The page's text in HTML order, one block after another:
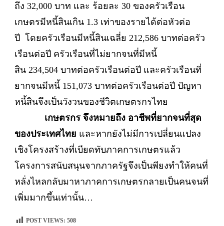
ถึง 32,000 บาท และ ร้อยละ 30 ของครัวเรือน
เกษตรมีหนี้สินเกิน 1.3 เท่าของรายได้ต่อหัวต่อ
ปี โดยครัวเรือนมีหนี้สินเฉลี่ย 212,586 บาทต่อครัว
เรือนต่อปี ครัวเรือนที่ไม่ยากจนที่มีหนี้
สิน 234,504 บาทต่อครัวเรือนต่อปี และครัวเรือนที่
ยากจนมีหนี้ 151,073 บาทต่อครัวเรือนต่อปี ปัญหา
หนี้สินจึงเป็นวังวนของชีวิตเกษตรกรไทย
เกษตรกร จึงหมายถึง อาชีพที่ยากจนที่สุด
ของประเทศไทย และหากยังไม่มีการเปลี่ยนแปลง
เชิงโครงสร้างที่เบียดทับภาคการเกษตรแล้ว
โครงการสนับสนุนจากภาครัฐจึงเป็นพียงทำให้คนที่
หลั่งไหลกลับมาหาภาคการเกษตรกลายเป็นคนจนที่
เพิ่มมากขึ้นเท่านั้น…
POST VIEWS: 508